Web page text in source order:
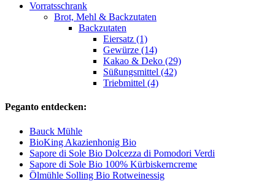
Vorratsschrank
Brot, Mehl & Backzutaten
Backzutaten
Eiersatz (1)
Gewürze (14)
Kakao & Deko (29)
Süßungsmittel (42)
Triebmittel (4)
Peganto entdecken:
Bauck Mühle
BioKing Akazienhonig Bio
Sapore di Sole Bio Dolcezza di Pomodori Verdi
Sapore di Sole Bio 100% Kürbiskerncreme
Ölmühle Solling Bio Rotweinessig